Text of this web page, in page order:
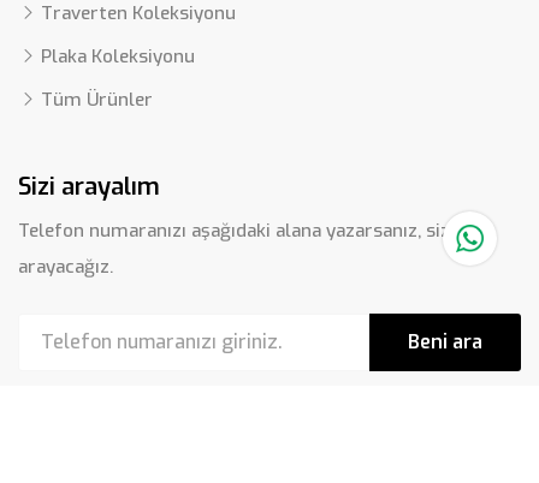
Traverten Koleksiyonu
Plaka Koleksiyonu
Tüm Ürünler
Sizi arayalım
Telefon numaranızı aşağıdaki alana yazarsanız, sizi
arayacağız.
Beni ara